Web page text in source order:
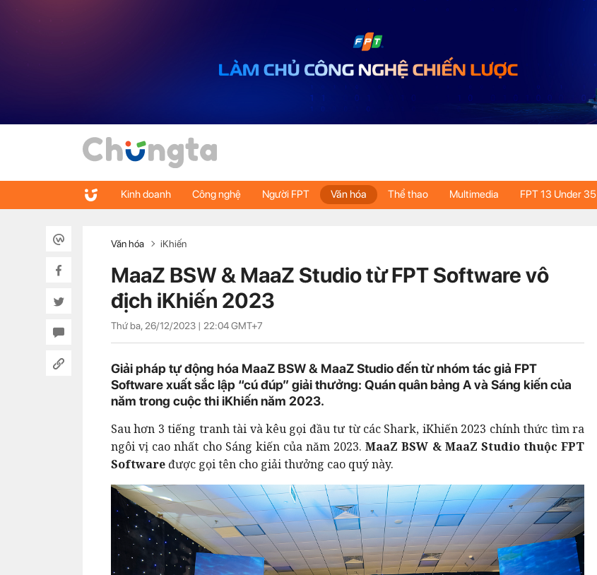
Kinh doanh Công nghệ Người FPT Văn hóa Thể thao Multimedia FPT 13 Under 35
Văn hóa iKhiến
MaaZ BSW & MaaZ Studio từ FPT Software vô
địch iKhiến 2023
Thứ ba, 26/12/2023 | 22:04GMT+7
Giải pháp tự động hóa MaaZ BSW & MaaZ Studio đến từ nhóm tác giả FPT
Software xuất sắc lập “cú đúp” giải thưởng: Quán quân bảng A và Sáng kiến của
năm trong cuộc thi iKhiến năm 2023.
Sau hơn 3 tiếng tranh tài và kêu gọi đầu tư từ các Shark, iKhiến 2023 chính thức tìm ra
ngôi vị cao nhất cho Sáng kiến của năm 2023.MaaZ BSW & MaaZ Studio thuộc FPT
Software được gọi tên cho giải thưởng cao quý này.